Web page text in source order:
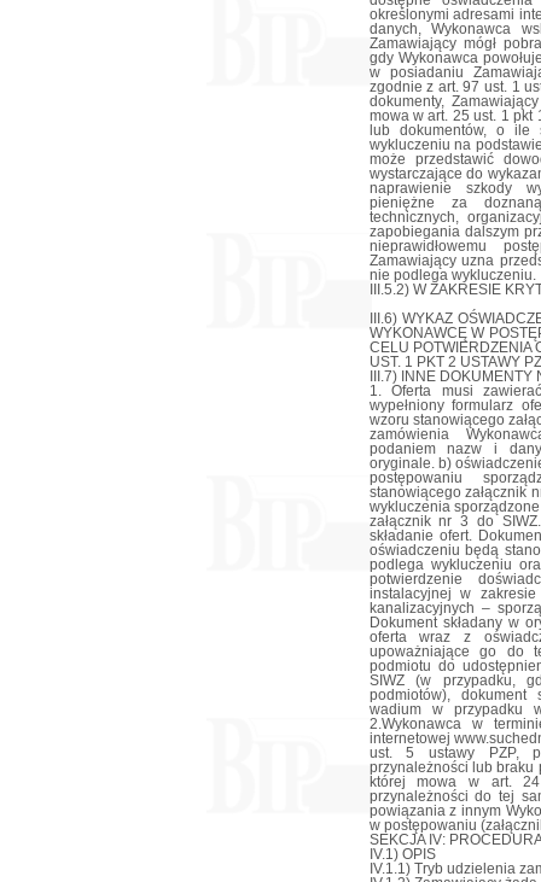
określonymi adresami
danych, Wykonawca
Zamawiający mógł
gdy Wykonawca
w posiadaniu
zgodnie z art. 97 ust. 1
dokumenty,
mowa w art. 25 ust. 1 pkt
lub dokumentów, o ile
wykluczeniu na
może przedstawić
wystarczające do
naprawienie szkody
pieniężne za
technicznych,
zapobiegania dalszym
nieprawidłowemu
Zamawiający uzna
nie podlega wykluczeniu.
III.5.2) W ZAKRESIE
III.6) WYKAZ
WYKONAWCĘ W
CELU POTWIERDZENIA
UST. 1 PKT 2 USTAWY
III.7) INNE DOKUMENTY
1. Oferta musi
wypełniony formularz
wzoru stanowiącego
zamówienia
podaniem nazw i
oryginale. b)
postępowaniu
stanowiącego załącznik
wykluczenia
załącznik nr 3 do
składanie ofert.
oświadczeniu będą
podlega wykluczeniu
potwierdzenie
instalacyjnej w
kanalizacyjnych –
Dokument składany w
oferta wraz z
upoważniające go do
podmiotu do
SIWZ (w przypadku,
podmiotów), dokument
wadium w przypadku
2.Wykonawca w
internetowej
ust. 5 ustawy PZP,
przynależności lub braku
której mowa w art.
przynależności do tej
powiązania z innym
w postępowaniu
SEKCJA IV:
IV.1) OPIS
IV.1.1) Tryb udzielenia